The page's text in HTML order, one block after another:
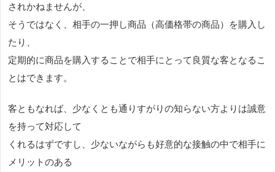
されかねませんが、
そうではなく、相手の一押し商品（高価格帯の商品）を購入し
たり、
定期的に商品を購入することで相手にとって良質な客となるこ
とはできます。
客ともなれば、少なくとも通りすがりの知らない方よりは誠意
を持って対応して
くれるはずですし、少ないながらも好意的な接触の中で相手に
メリットのある